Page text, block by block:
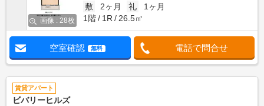
画像 : 28枚
敷
2ヶ月 礼
1ヶ月
1階
1R 26.5㎡
空室確認 無料 電話で問合せ
賃貸アパート
ビバリーヒルズ